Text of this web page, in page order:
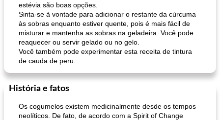
estévia são boas opções.
Sinta-se à vontade para adicionar o restante da cúrcuma
às sobras enquanto estiver quente, pois é mais fácil de
misturar e mantenha as sobras na geladeira. Você pode
reaquecer ou servir gelado ou no gelo.
Você também pode experimentar esta receita de tintura
de cauda de peru.
História e fatos
Os cogumelos existem medicinalmente desde os tempos
neolíticos. De fato, de acordo com a Spirit of Change